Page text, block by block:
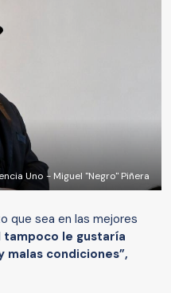
Uno - Miguel "Negro" Piñera
que sea en las mejores
tampoco le gustaría
condiciones”,